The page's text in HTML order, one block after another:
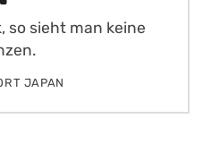
so sieht man keine
JAPAN